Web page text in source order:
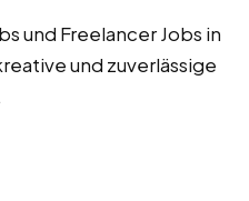
und Freelancer Jobs in
und zuverlässige